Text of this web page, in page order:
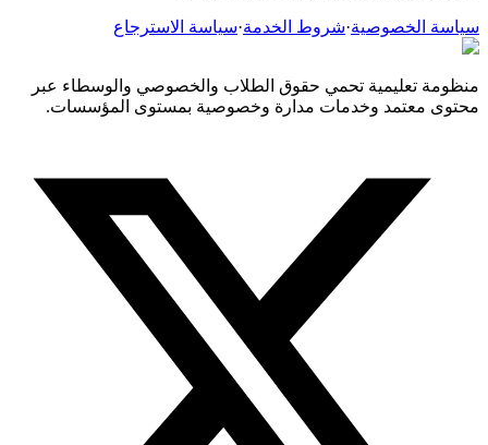
سياسة الخصوصية·شروط الخدمة·سياسة الاسترجاع
منظومة تعليمية تحمي حقوق الطلاب والخصوصي والوسطاء عبر
محتوى معتمد وخدمات مدارة وخصوصية بمستوى المؤسسات.